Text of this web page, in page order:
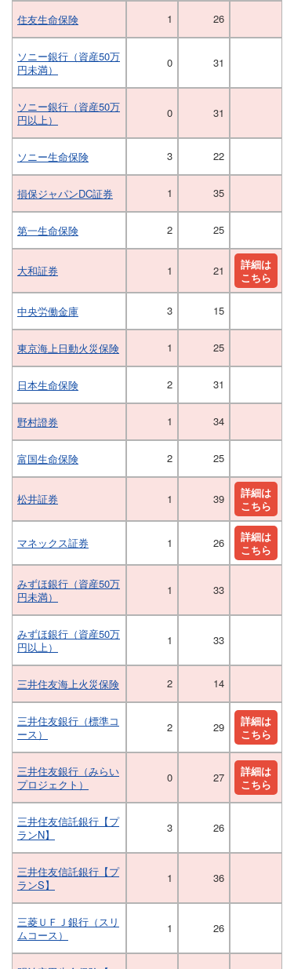
住友生命保険 1 26
ソニー銀行（資産50万
円未満）
0 31
ソニー銀行（資産50万
円以上）
0 31
ソニー生命保険 3 22
損保ジャパンDC証券 1 35
第一生命保険 2 25
大和証券 1 21
詳細は
こちら
中央労働金庫 3 15
東京海上日動火災保険 1 25
日本生命保険 2 31
野村證券 1 34
富国生命保険 2 25
松井証券 1 39
詳細は
こちら
マネックス証券 1 26
詳細は
こちら
みずほ銀行（資産50万
円未満）
1 33
みずほ銀行（資産50万
円以上）
1 33
三井住友海上火災保険 2 14
三井住友銀行（標準コ
ース）
2 29
詳細は
こちら
三井住友銀行（みらい
プロジェクト）
0 27
詳細は
こちら
三井住友信託銀行【プ
ランN】
3 26
三井住友信託銀行【プ
ランS】
1 36
三菱ＵＦＪ銀行（スリ
ムコース）
1 26